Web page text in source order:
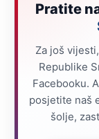
Pratite
Za još
Republike
Facebooku.
posjetite naš
šolje,